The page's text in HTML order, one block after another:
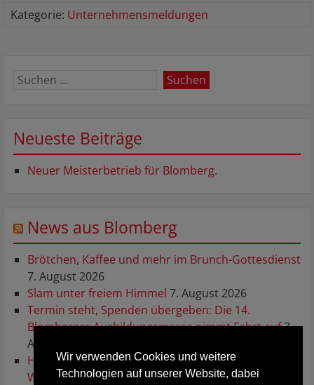
Wir verwenden Cookies und weitere
Technologien auf unserer Website, dabei
Kategorie: Unternehmensmeldungen
Neueste Beiträge
Neuer Meisterbetrieb für Blomberg.
News aus Blomberg
Brötchen, Kaffee und mehr im Brunch-Gottesdienst
7. August 2026
Slam unter freiem Himmel 7. August 2026
Termin steht, Spenden übergeben: Die 14.
Blomberger Ausbildungsmesse nimmt Fahrt auf7.
August 2026
HSG: Lehrreiches zweites Testspiel gegen die
Wildcats7. August 2026